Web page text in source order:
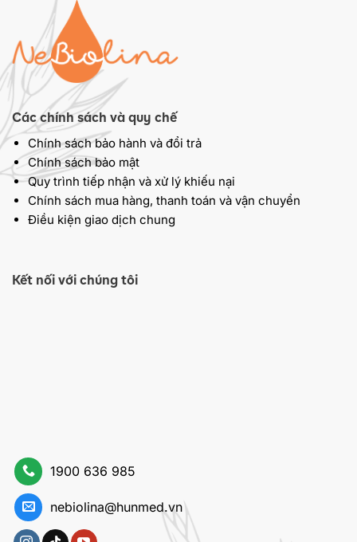
Các chính sách và quy chế
Chính sách bảo hành và đổi trả
Chính sách bảo mật
Quy trình tiếp nhận và xử lý khiếu nại
Chính sách mua hàng, thanh toán và vận chuyển
Điều kiện giao dịch chung
Kết nối với chúng tôi
1900 636 985
nebiolina@hunmed.vn